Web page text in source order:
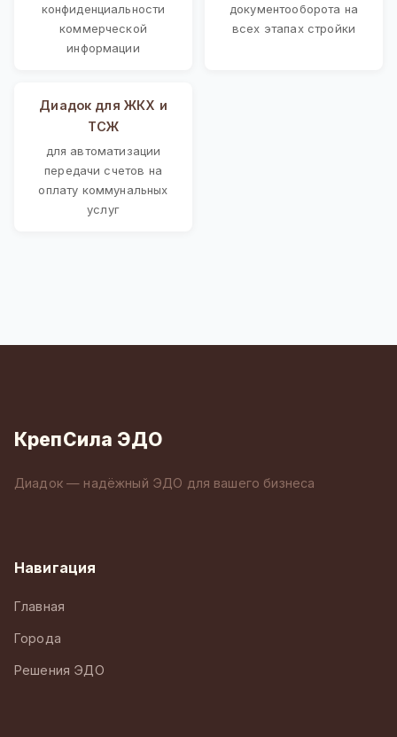
конфиденциальности
коммерческой
информации
документооборота на
всех этапах стройки
Диадок для ЖКХ и
ТСЖ
для автоматизации
передачи счетов на
оплату коммунальных
услуг
КрепСила ЭДО
Диадок — надёжный ЭДО для вашего бизнеса
Навигация
Главная
Города
Решения ЭДО